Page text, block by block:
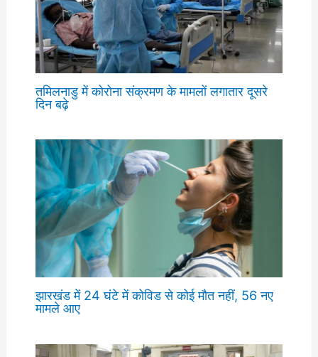
तमिलनाडु में कोरोना संक्रमण के मामलों लगातार दूसरे
दिन बढ़े
झारखंड में 24 घंटे में कोविड से कोई मौत नहीं, 56 नए
मामले आए